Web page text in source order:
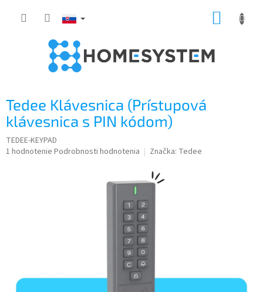
Tedee Klávesnica (Prístupová
klávesnica s PIN kódom)
TEDEE-KEYPAD
Priemerné
1 hodnotenie Podrobnosti hodnotenia Značka: Tedee